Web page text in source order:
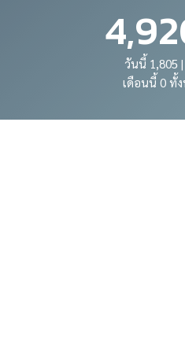
วันนี้ 1,805
เดือนนี้ 0 ทั้